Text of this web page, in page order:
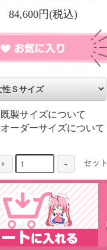
84,600円(税込)
既製サイズについて
オーダーサイズについて
+ - セット